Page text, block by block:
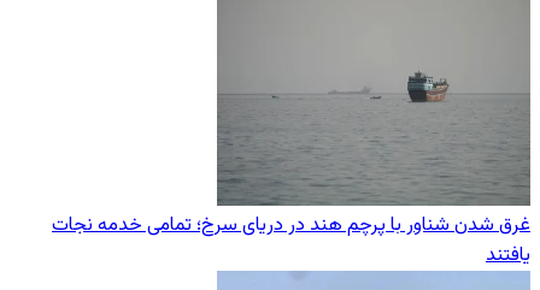
غرق شدن شناور با پرچم هند در دریای سرخ؛ تمامی خدمه نجات
یافتند